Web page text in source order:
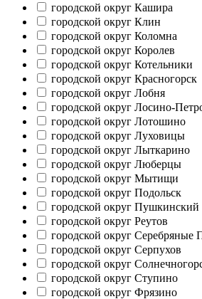
городской округ Кашира
городской округ Клин
городской округ Коломна
городской округ Королев
городской округ Котельники
городской округ Красногорск
городской округ Лобня
городской округ Лосино-
городской округ Лотошино
городской округ Луховицы
городской округ Лыткарино
городской округ Люберцы
городской округ Мытищи
городской округ Подольск
городской округ Пушкинский
городской округ Реутов
городской округ Серебряные
городской округ Серпухов
городской округ
городской округ Ступино
городской округ Фрязино